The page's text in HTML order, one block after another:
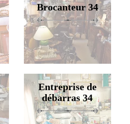
Brocanteur 34
Entreprise de
débarras 34